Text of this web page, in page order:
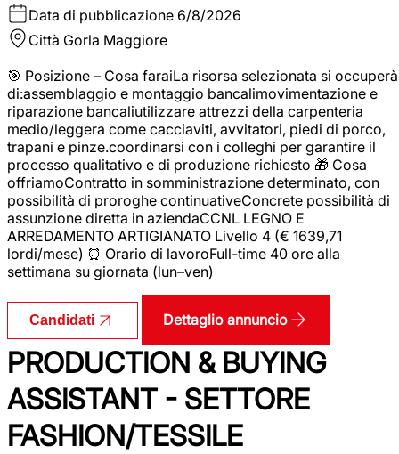
Data di pubblicazione 6/8/2026
Città Gorla Maggiore
🎯 Posizione – Cosa faraiLa risorsa selezionata si occuperà
di:assemblaggio e montaggio bancalimovimentazione e
riparazione bancaliutilizzare attrezzi della carpenteria
medio/leggera come cacciaviti, avvitatori, piedi di porco,
trapani e pinze.coordinarsi con i colleghi per garantire il
processo qualitativo e di produzione richiesto 🎁 Cosa
offriamoContratto in somministrazione determinato, con
possibilità di proroghe continuativeConcrete possibilità di
assunzione diretta in aziendaCCNL LEGNO E
ARREDAMENTO ARTIGIANATO Livello 4 (€ 1639,71
lordi/mese) ⏰ Orario di lavoroFull-time 40 ore alla
settimana su giornata (lun–ven)
Candidati Dettaglio annuncio
PRODUCTION & BUYING
ASSISTANT - SETTORE
FASHION/TESSILE